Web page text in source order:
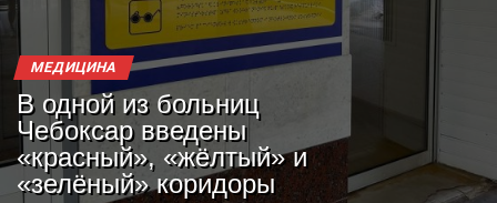
МЕДИЦИНА
В одной из больниц
Чебоксар введены
«красный», «жёлтый» и
«зелёный» коридоры